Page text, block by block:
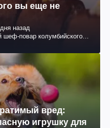
вы еще не
назад
шеф-повар колумбийского
вред:
игрушку для